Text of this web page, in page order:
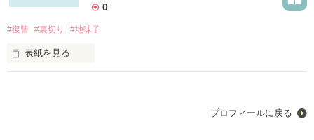
0
#復讐 #裏切り #地味子
表紙を見る
プロフィールに戻る